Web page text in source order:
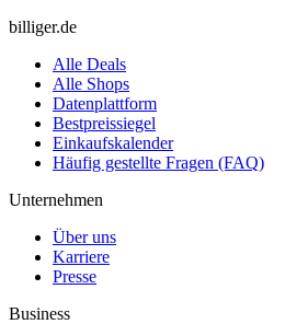
billiger.de
Alle Deals
Alle Shops
Datenplattform
Bestpreissiegel
Einkaufskalender
Häufig gestellte Fragen (FAQ)
Unternehmen
Über uns
Karriere
Presse
Business